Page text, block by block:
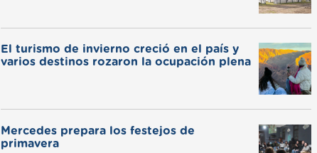
El turismo de invierno creció en el país y
varios destinos rozaron la ocupación plena
Mercedes prepara los festejos de
primavera